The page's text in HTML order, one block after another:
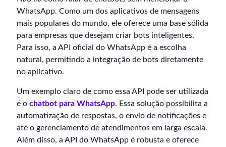
WhatsApp. Como um dos aplicativos de mensagens
mais populares do mundo, ele oferece uma base sólida
para empresas que desejam criar bots inteligentes.
Para isso, a API oficial do WhatsApp é a escolha
natural, permitindo a integração de bots diretamente
no aplicativo.
Um exemplo claro de como essa API pode ser utilizada
é o chatbot para WhatsApp. Essa solução possibilita a
automatização de respostas, o envio de notificações e
até o gerenciamento de atendimentos em larga escala.
Além disso, a API do WhatsApp é robusta e oferece